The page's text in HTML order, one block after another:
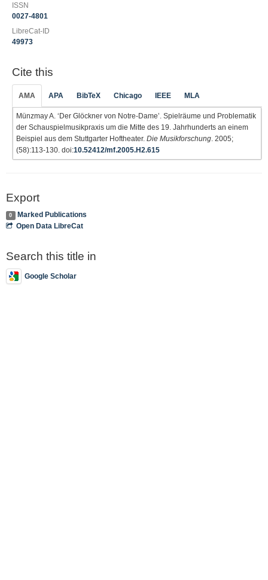
ISSN
0027-4801
LibreCat-ID
49973
Cite this
AMA APA BibTeX Chicago IEEE MLA
Münzmay A. ‘Der Glöckner von Notre-Dame’. Spielräume und Problematik
der Schauspielmusikpraxis um die Mitte des 19. Jahrhunderts an einem
Beispiel aus dem Stuttgarter Hoftheater. Die Musikforschung . 2005;
(58):113-130. doi:10.52412/mf.2005.H2.615
Export
0
Marked Publications
Open Data LibreCat
Search this title in
Google Scholar